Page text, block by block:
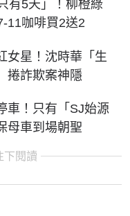
有5天」！柳橙綠
咖啡買2送2
女星！沈時華「生
詐欺案神隱
車！只有「SJ始源
母車到場朝聖
下閱讀